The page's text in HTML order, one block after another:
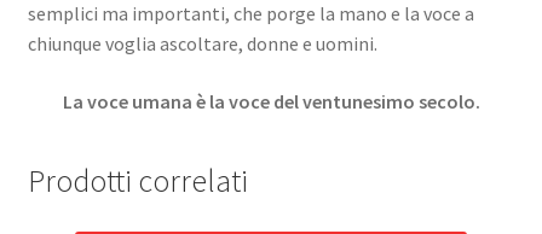
semplici ma importanti, che porge la mano e la voce a
chiunque voglia ascoltare, donne e uomini.
La voce umana è la voce del ventunesimo secolo.
Prodotti correlati